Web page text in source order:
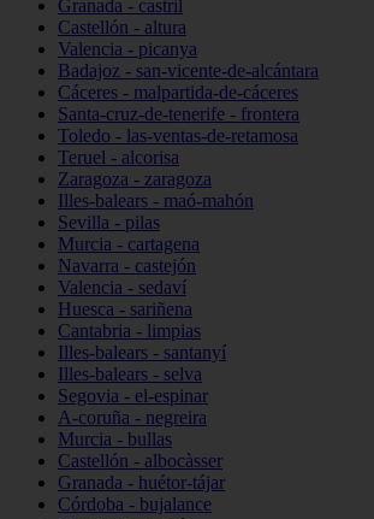
Granada - castril
Castellón - altura
Valencia - picanya
Badajoz - san-vicente-de-alcántara
Cáceres - malpartida-de-cáceres
Santa-cruz-de-tenerife - frontera
Toledo - las-ventas-de-retamosa
Teruel - alcorisa
Zaragoza - zaragoza
Illes-balears - maó-mahón
Sevilla - pilas
Murcia - cartagena
Navarra - castejón
Valencia - sedaví
Huesca - sariñena
Cantabria - limpias
Illes-balears - santanyí
Illes-balears - selva
Segovia - el-espinar
A-coruña - negreira
Murcia - bullas
Castellón - albocàsser
Granada - huétor-tájar
Córdoba - bujalance